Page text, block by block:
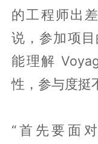
的工程师出
说，参加项
能理解
性，参与度挺
“首先要面